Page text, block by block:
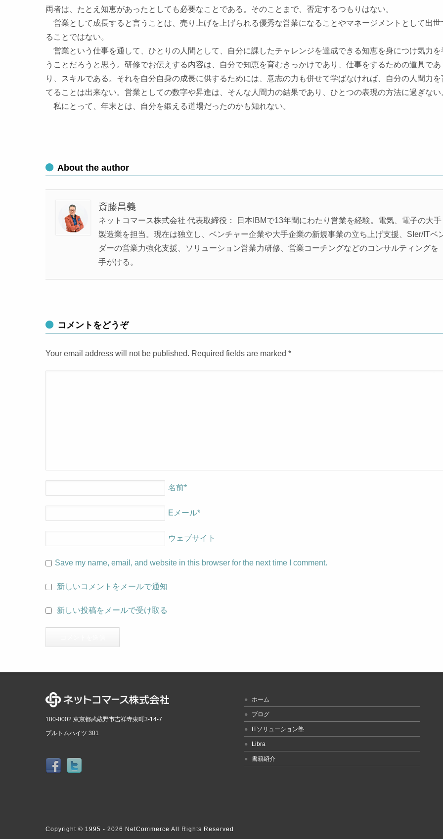
両者は、たとえ知恵があったとしても必要なことである。そのことまで、否定するつもりはない。
営業として成長すると言うことは、売り上げを上げられる優秀な営業になることやマネージメントとして出世
ることではない。
営業という仕事を通して、ひとりの人間として、自分に課したチャレンジを達成できる知恵を身につけ気力を
うことだろうと思う。研修でお伝えする内容は、自分で知恵を育むきっかけであり、仕事をするための道具であ
り、スキルである。それを自分自身の成長に供するためには、意志の力も併せて学ばなければ、自分の人間力を
てることは出来ない。営業としての数字や昇進は、そんな人間力の結果であり、ひとつの表現の方法に過ぎない
私にとって、年末とは、
自分を鍛える道場だったのかも知れない。
About the author
斎藤昌義
ネットコマース株式会社 代表取締役： 日本IBMで13年間にわたり営業を経験。電気、電子の大手
製造業を担当。現在は独立し、ベンチャー企業や大手企業の新規事業の立ち上げ支援、SIer/ITベ
ダーの営業力強化支援、ソリューション営業力研修、営業コーチングなどのコンサルティングを
手がける。
コメントをどうぞ
Your email address will not be published. Required fields are marked *
名前*
Eメール*
ウェブサイト
Save my name, email, and website in this browser for the next time I comment.
新しいコメントをメールで通知
新しい投稿をメールで受け取る
180-0002 東京都武蔵野市吉祥寺東町3-14-7
プルトムハイツ 301
ホーム
ブログ
ITソリューション塾
Libra
書籍紹介
Copyright © 1995 - 2026 NetCommerce All Rights Reserved